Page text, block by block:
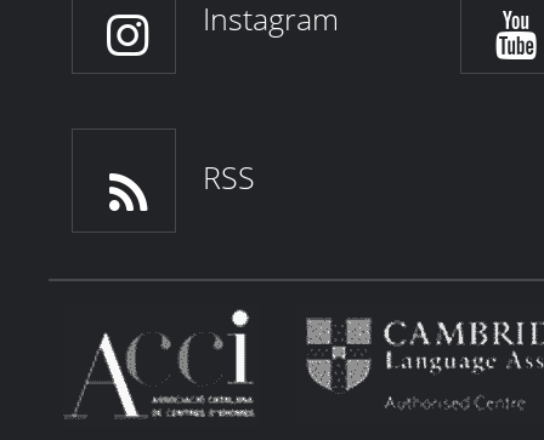
Instagram
RSS